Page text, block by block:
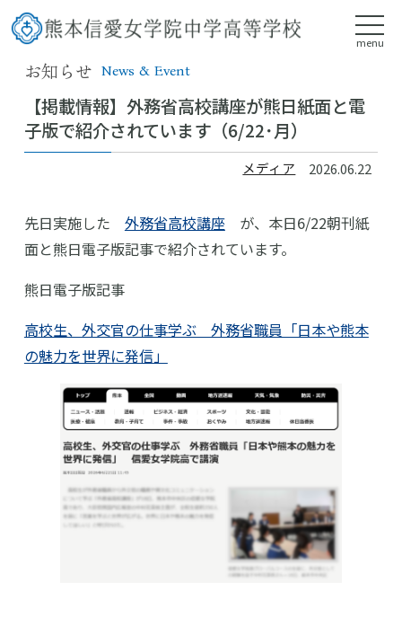
お知らせ News & Event
【掲載情報】外務省高校講座が熊日紙面と電
子版で紹介されています（6/22･月）
メディア 2026.06.22
先日実施した 外務省高校講座が、本日6/22朝刊紙
面と熊日電子版記事で紹介されています。
熊日電子版記事
高校生、外交官の仕事学ぶ 外務省職員「日本や熊本
の魅力を世界に発信」
menu